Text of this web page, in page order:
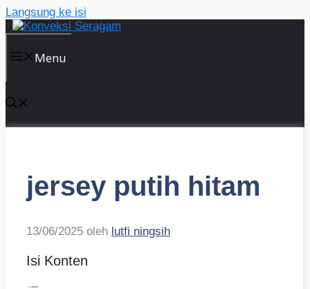
Langsung ke isi
Menu
jersey putih hitam
13/06/2025 oleh lutfi ningsih
Isi Konten